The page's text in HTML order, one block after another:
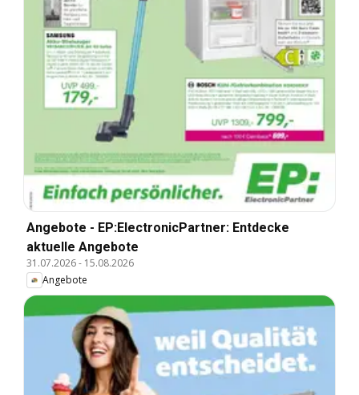
Angebote - EP:ElectronicPartner: Entdecke
aktuelle Angebote
31.07.2026- 15.08.2026
Angebote